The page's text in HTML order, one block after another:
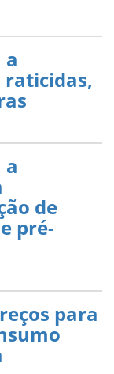
a
raticidas,
a
de
pré-
para